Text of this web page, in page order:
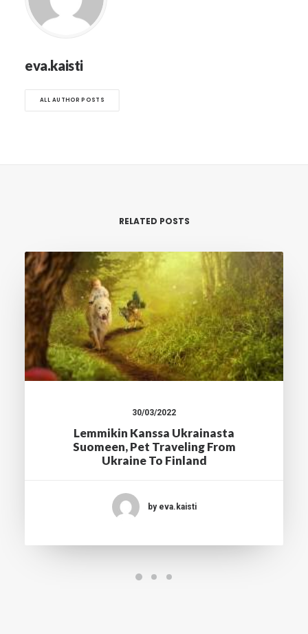
eva.kaisti
ALL AUTHOR POSTS
RELATED POSTS
30/03/2022
Lemmikin Kanssa Ukrainasta
Suomeen, Pet Traveling From
Ukraine To Finland
by eva.kaisti